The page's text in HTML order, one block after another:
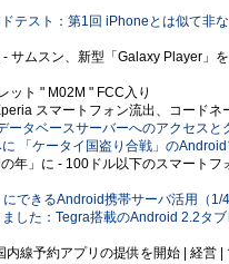
テスト：第1回 iPhoneとは似て
サムスン、新型「Galaxy Player」
ット " M02M " FCC入り
スマートフォン流出、コードネ
ータベースサーバーへのアクセス
「ケータイ国盗り合戦」の
年」に - 100ドル以下のスマート
できるAndroid携帯サーバ活用（1/
した：Tegra搭載のAndroid 2.2タ
線予約アプリの提供を開始 | 経営 |